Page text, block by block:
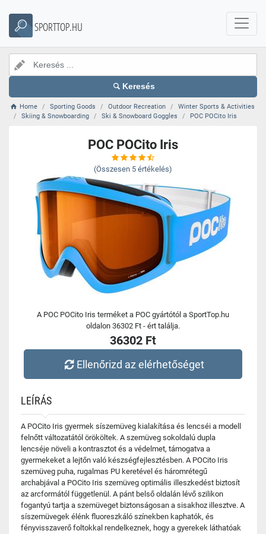
SPORTTOP.HU
Keresés
Home Sporting Goods Outdoor Recreation
Winter Sports & Activities
Skiing & Snowboarding
Ski & Snowboard Goggles POC POCito Iris
POC POCito Iris
(Összesen 5 értékelés)
A POC POCito Iris terméket a POC gyártótól a SportTop.hu
oldalon 36302 Ft - ért találja.
36302 Ft
Ellenőrizd az elérhetőséget
LEÍRÁS
A POCito Iris gyermek síszemüveg kialakítása és lencséi a modell
felnőtt változatától örököltek. A szemüveg sokoldalú dupla
lencséje növeli a kontrasztot és a védelmet, támogatva a
gyermekeket a lejtőn való készségfejlesztésben. A POCito Iris
szemüveg puha, rugalmas PU keretével és háromrétegű
archabjával a POCito Iris szemüveg optimális illeszkedést biztosít
az arcformától függetlenül. A pánt belső oldalán lévő szilikon
fogantyú tartja a szemüveget biztonságosan a sisakhoz illesztve. A
síszemüvegek élénk fluoreszkáló színekben kaphatók, és
fényvisszaverő foltokkal rendelkeznek, hogy a gyerekek láthatóak